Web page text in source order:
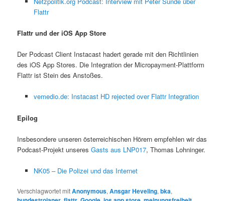
Flattr
Flattr und der iOS App Store
Der Podcast Client Instacast hadert gerade mit den Richtlinien
des iOS App Stores. Die Integration der Micropayment-Plattform
Flattr ist Stein des Anstoßes.
vemedio.de: Instacast HD rejected over Flattr Integration
Epilog
Insbesondere unseren österreichischen Hörern empfehlen wir das
Podcast-Projekt unseresGasts aus LNP017, Thomas Lohninger.
NK05 – Die Polizei und das Internet
Verschlagwortet mitAnonymous,Ansgar Heveling,bka,